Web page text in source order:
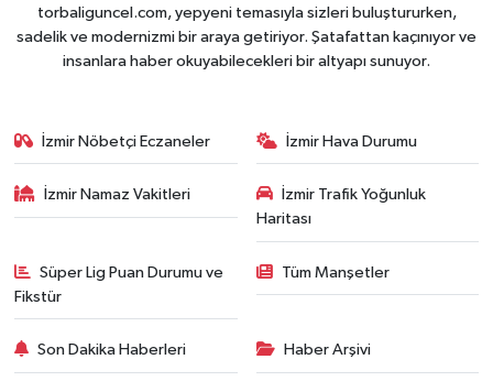
torbaliguncel.com, yepyeni temasıyla sizleri buluştururken,
sadelik ve modernizmi bir araya getiriyor. Şatafattan kaçınıyor ve
insanlara haber okuyabilecekleri bir altyapı sunuyor.
İzmir Nöbetçi Eczaneler İzmir Hava Durumu
İzmir Namaz Vakitleri
İzmir Trafik Yoğunluk
Haritası
Süper Lig Puan Durumu ve
Fikstür
Tüm Manşetler
Son Dakika Haberleri Haber Arşivi